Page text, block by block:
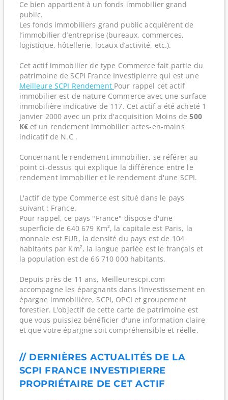
Ce bien appartient à un fonds immobilier grand
public.
Les fonds immobiliers grand public acquièrent de
l’immobilier d’entreprise (bureaux, commerces,
logistique, hôtellerie, locaux d’activité, etc.).
Cet actif immobilier de type Commerce fait partie du
patrimoine de SCPI France Investipierre qui est une
Meilleure SCPI Rendement Pour rappel cet actif
immobilier est de nature Commerce avec une surface
immobilière indicative de 117. Cet actif a été acheté 1
janvier 2000 avec un prix d'acquisition Moins de500
K€et un rendement immobilier actes-en-mains
indicatif de N.C .
Concernant le rendement immobilier, se référer au
point ci-dessus qui explique la différence entre le
rendement immobilier et le rendement d'une SCPI.
L'actif de type Commerce est situé dans le pays
suivant : France.
Pour rappel, ce pays "France" dispose d'une
superficie de 640 679 Km², la capitale est Paris, la
monnaie est EUR, la densité du pays est de 104
habitants par Km², la langue parlée est le français et
la population est de 66 710 000 habitants.
Depuis près de 11 ans, Meilleurescpi.com
accompagne les épargnants dans l'investissement en
épargne immobilière, SCPI, OPCI et groupement
forestier. L'objectif de cette carte de patrimoine est
que vous puissiez bénéficier d'une information claire
et que votre épargne soit compréhensible et réelle.
// DERNIÈRES ACTUALITÉS DE LA
SCPI FRANCE INVESTIPIERRE
PROPRIÉTAIRE DE CET ACTIF